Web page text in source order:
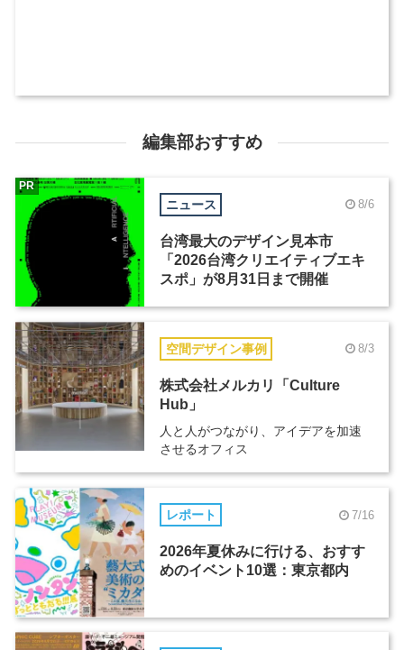
編集部おすすめ
ニュース 8/6
台湾最大のデザイン見本市
「2026台湾クリエイティブエキ
スポ」が8月31日まで開催
PR
空間デザイン事例 8/3
株式会社メルカリ「Culture
Hub」
人と人がつながり、アイデアを加速
させるオフィス
レポート 7/16
2026年夏休みに行ける、おすす
めのイベント10選：東京都内